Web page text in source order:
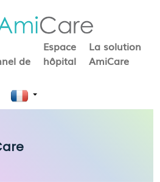
de
Espace
hôpital
La solution
AmiCare